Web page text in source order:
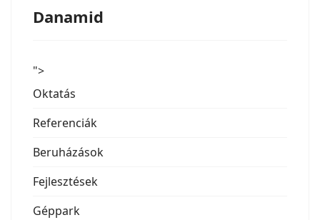
Danamid
">
Oktatás
Referenciák
Beruházások
Fejlesztések
Géppark